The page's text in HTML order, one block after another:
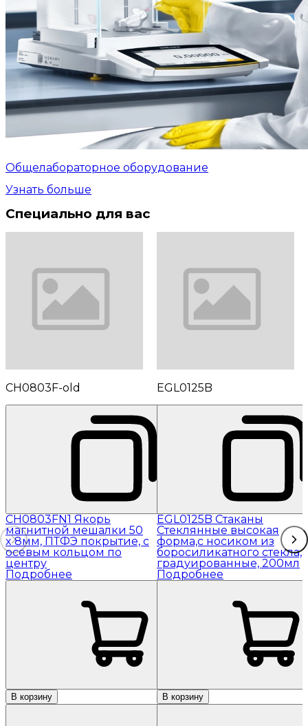
Общелабораторное оборудование
Узнать больше
Специально для вас
CH0803F-old
CH0803FN1 Якорь
магнитной мешалки 50
x 8мм, ПТФЭ покрытие, с
осевым кольцом по
центру
Подробнее
В корзину
EGL0125B
EGL0125B Стаканы
Стеклянные высокая
форма,с носиком из
боросиликатного стекла,
градуированные, 200мл
Подробнее
В корзину